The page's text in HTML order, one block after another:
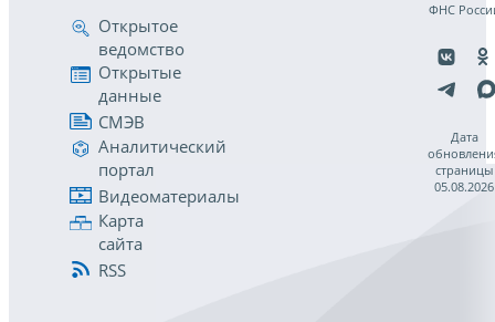
Открытое
ведомство
Открытые
данные
СМЭВ
Аналитический
портал
Видеоматериалы
Карта
сайта
RSS
ФНС
Дата
страницы
05.08.2026